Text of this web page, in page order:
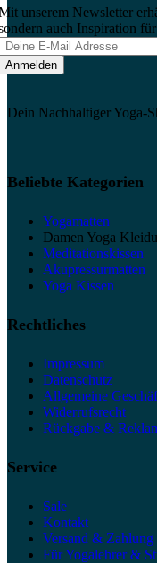
unserem Newsletter
auch Inspiration
Dein Nachhaltiger Yoga-
Beliebte Kategorien
Yogamatten
Damen Yoga
Meditationskissen
Akupressurmatten
Yoga Kissen
Rechtliches
Impressum
Datenschutz
Allgemeine
Widerrufsrecht
Rückgabe &
Service
Sale
Kontakt
Versand & Zahlung
Für Yogalehrer &